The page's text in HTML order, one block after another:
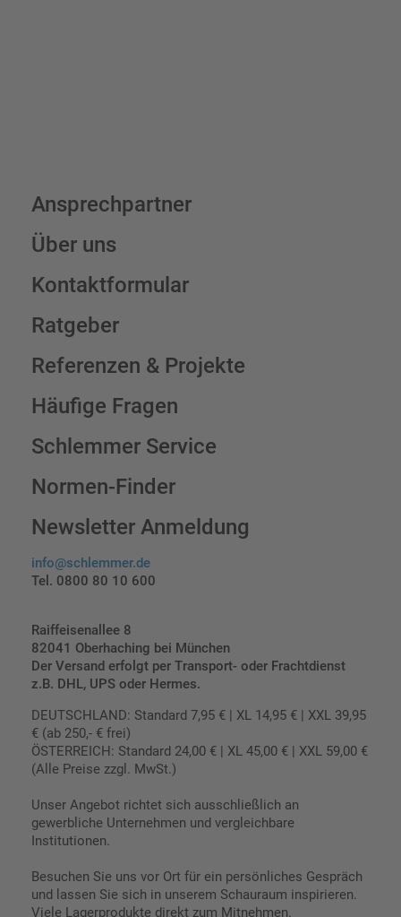
Ansprechpartner
Über uns
Kontaktformular
Ratgeber
Referenzen & Projekte
Häufige Fragen
Schlemmer Service
Normen-Finder
Newsletter Anmeldung
info@schlemmer.de
Tel. 0800 80 10 600
Raiffeisenallee 8
82041 Oberhaching bei München
Der Versand erfolgt per Transport- oder Frachtdienst
z.B. DHL, UPS oder Hermes.
DEUTSCHLAND: Standard 7,95 € | XL 14,95 € | XXL 39,95
€ (ab 250,- € frei)
ÖSTERREICH: Standard 24,00 € | XL 45,00 € | XXL 59,00 €
(Alle Preise zzgl. MwSt.)
Unser Angebot richtet sich ausschließlich an
gewerbliche Unternehmen und vergleichbare
Institutionen.
Besuchen Sie uns vor Ort für ein persönliches Gespräch
und lassen Sie sich in unserem Schauraum inspirieren.
Viele Lagerprodukte direkt zum Mitnehmen.